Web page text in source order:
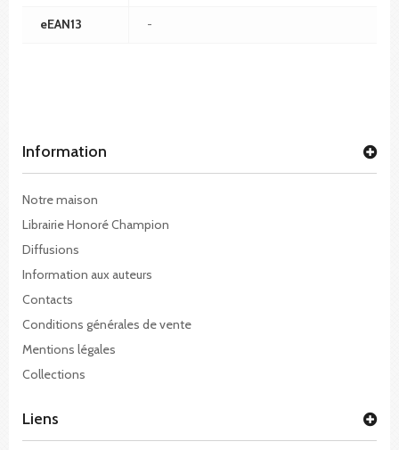
eEAN13 -
Information
Notre maison
Librairie Honoré Champion
Diffusions
Information aux auteurs
Contacts
Conditions générales de vente
Mentions légales
Collections
Liens